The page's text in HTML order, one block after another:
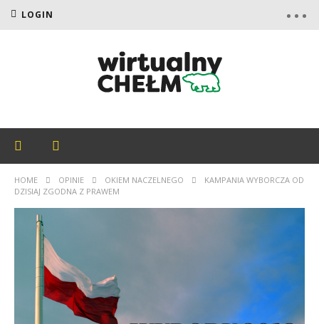
LOGIN
HOME OPINIE OKIEM NACZELNEGO
KAMPANIA WYBORCZA OD
DZISIAJ ZGODNA Z PRAWEM